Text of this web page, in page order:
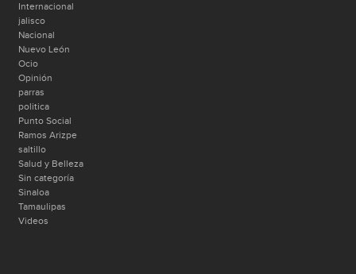
Internacional
jalisco
Nacional
Nuevo León
Ocio
Opinión
parras
politica
Punto Social
Ramos Arizpe
saltillo
Salud y Belleza
Sin categoría
Sinaloa
Tamaulipas
Videos